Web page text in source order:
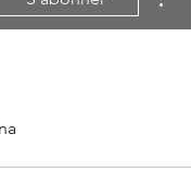
Sloan